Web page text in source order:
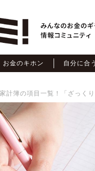
お金のキホン 自分に合